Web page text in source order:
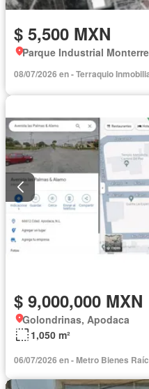
$ 5,500 MXN
Parque Industrial
08/07/2026 en - Terraquio
$ 9,000,000 MXN
Golondrinas, Apodaca
1,050 m²
06/07/2026 en - Metro Bienes